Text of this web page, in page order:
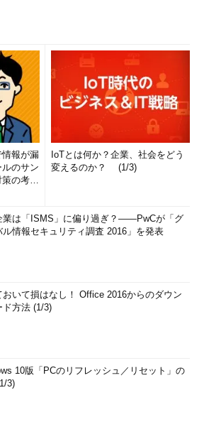
報が漏
のサン
の考え
IoTとは何か？企業、社会をどう
変えるのか？ (1/3)
業は「ISMS」に偏り過ぎ？――PwCが「グ
ル情報セキュリティ調査 2016」を発表
おいて損はなし！ Office 2016からのダウン
ド方法 (1/3)
10版「PCのリフレッシュ／リセット」の
3)